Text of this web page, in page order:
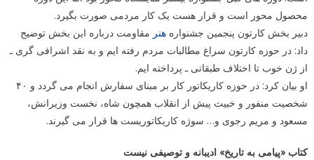
محصول محور است و قرار هست یک کار مردمی صورت بگیرد.
دبیر بخش کارتون پنجمین جشنواره هنر مقاومت درباره این بخش توضیح
داد: در حوزه کارتون سراغ مطالبات مردم رفته ایم و به نقد اشرافی گری ـ
از ژن خوب تا اختلاف طبقاتی ـ پرداخته ایم.
او بیان کرد: در حوزه کاریکاتور کار بر مبنای سفارش انجام می گردد و ۴۰
شخصیت منفور و خبیث پیش از انقلاب همچون شاه، نخست وزیرانش،
مسعود و مریم رجوی و… سوژه کاریکاتوریست ها قرار می گیرند.
کتاب «پیامی به تاریخ» ادیبانه و توصیفی نیست